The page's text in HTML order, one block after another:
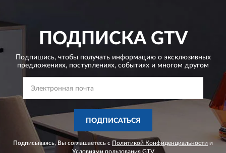
ПОДПИСКАGTV
Подпишись, чтобы получать информацию о эксклюзивных
предложениях, поступлениях, событиях и многом другом
ПОДПИСАТЬСЯ
Подписываясь, Вы соглашаетесь с Политикой Конфиденциальности и
Условиями пользованияGTV